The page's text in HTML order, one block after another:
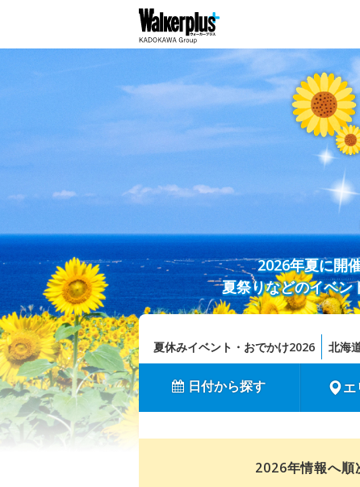
2026年夏に開
夏祭りなどのイベン
夏休みイベント・おでかけ2026 北海
日付から探す エ
2026年情報へ順